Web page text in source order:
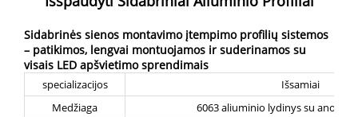
Sidabrinės sienos montavimo įtempimo profilių sistemos
– patikimos, lengvai montuojamos ir suderinamos su
visais LED apšvietimo sprendimais
specializacijos
Išsamiai
Medžiaga
6063 aliuminio lydinys su